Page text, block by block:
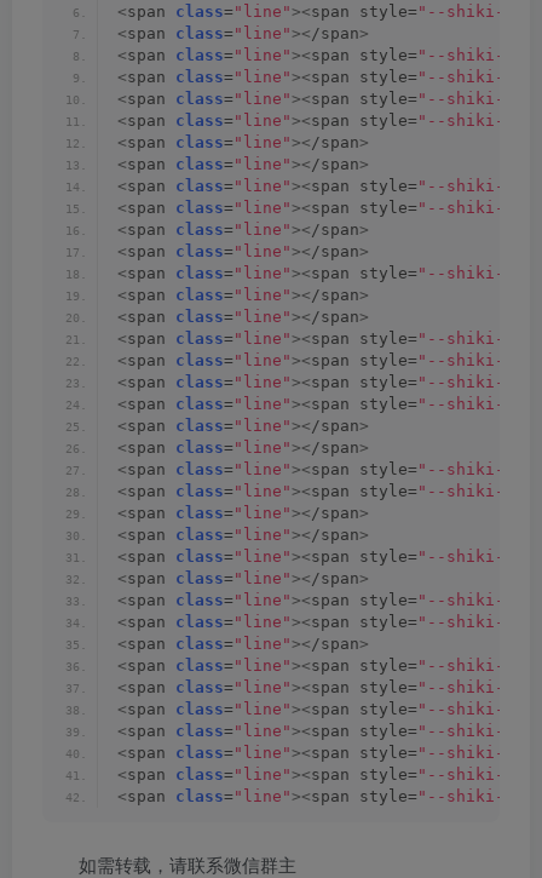
<span class= "line"><span style= "--shiki-
<span class= "line">< /span>
<span class= "line"><span style= "--shiki-
<span class= "line"><span style= "--shiki-
<span class= "line"><span style= "--shiki-
<span class= "line"><span style= "--shiki-
<span class= "line">< /span>
<span class= "line">< /span>
<span class= "line"><span style= "--shiki-
<span class= "line"><span style= "--shiki-
<span class= "line">< /span>
<span class= "line">< /span>
<span class= "line"><span style= "--shiki-
<span class= "line">< /span>
<span class= "line">< /span>
<span class= "line"><span style= "--shiki-
<span class= "line"><span style= "--shiki-
<span class= "line"><span style= "--shiki-
<span class= "line"><span style= "--shiki-
<span class= "line">< /span>
<span class= "line">< /span>
<span class= "line"><span style= "--shiki-
<span class= "line"><span style= "--shiki-
<span class= "line">< /span>
<span class= "line">< /span>
<span class= "line"><span style= "--shiki-
<span class= "line">< /span>
<span class= "line"><span style= "--shiki-
<span class= "line"><span style= "--shiki-
<span class= "line">< /span>
<span class= "line"><span style= "--shiki-
<span class= "line"><span style= "--shiki-
<span class= "line"><span style= "--shiki-
<span class= "line"><span style= "--shiki-
<span class= "line"><span style= "--shiki-
<span class= "line"><span style= "--shiki-
<span class= "line"><span style= "--shiki-
如需转载，请联系微信群主